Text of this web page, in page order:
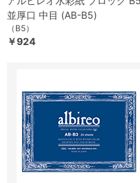
並厚口 中目 (AB-B5)
（B5）
￥924